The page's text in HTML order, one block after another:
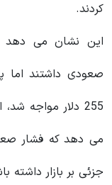
کردند.
این نشان می دهد
صعودی داشتند اما
255 دلار مواجه
می دهد که فشار
جزئی بر بازار داشته